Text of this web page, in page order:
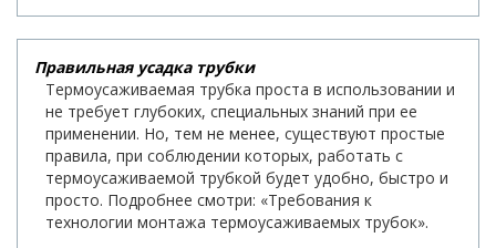
Правильная усадка трубки
Термоусаживаемая трубка проста в использовании и
не требует глубоких, специальных знаний при ее
применении. Но, тем не менее, существуют простые
правила, при соблюдении которых, работать с
термоусаживаемой трубкой будет удобно, быстро и
просто. Подробнее смотри: «Требования к
технологии монтажа термоусаживаемых трубок».